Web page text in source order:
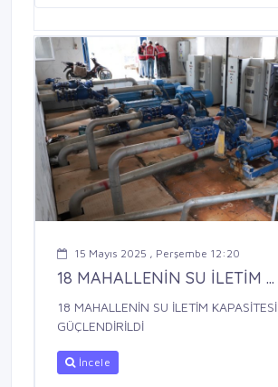
15 Mayıs 2025 , Perşembe 12:20
18 MAHALLENİN SU İLETİM ...
18 MAHALLENİN SU İLETİM KAPASİTESİ
GÜÇLENDİRİLDİ
İncele